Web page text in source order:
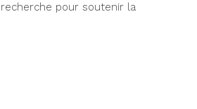
recherche pour soutenir la